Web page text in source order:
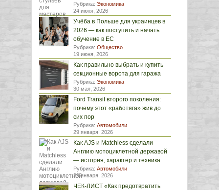
Рубрика: Экономика
24 июня, 2026
Учёба в Польше для украинцев в
2026 — как поступить и начать
обучение в ЕС
Рубрика: Общество
19 июня, 2026
Как правильно выбрать и купить
секционные ворота для гаража
Рубрика: Экономика
30 мая, 2026
Ford Transit второго поколения:
почему этот «работяга» жив до
сих пор
Рубрика: Автомобили
29 января, 2026
Как AJS и Matchless сделали
Англию мотоциклетной державой
— история, характер и техника
Рубрика: Автомобили
29 января, 2026
ЧЕК-ЛИСТ «Как предотвратить